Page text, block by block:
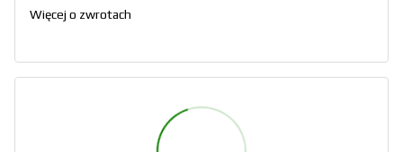
Więcej o zwrotach